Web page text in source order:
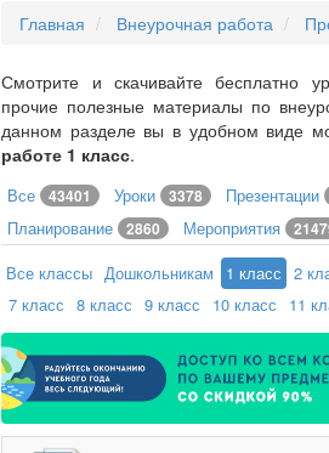
Главная Внеурочная работа
Смотрите и скачивайте бесплатно
прочие полезные материалы по
данном разделе вы в удобном виде
работе 1 класс.
Все 43401 Уроки 3378
Презентации
Планирование 2860 Мероприятия
Все классы Дошкольникам 1 класс 2
7 класс 8 класс 9 класс 10 класс 11